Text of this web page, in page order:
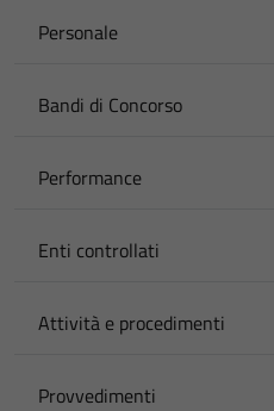
Personale
Bandi di Concorso
Performance
Enti controllati
Attività e procedimenti
Provvedimenti